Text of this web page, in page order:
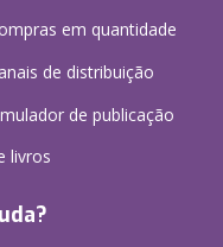
em quantidade
de distribuição
de publicação
livros